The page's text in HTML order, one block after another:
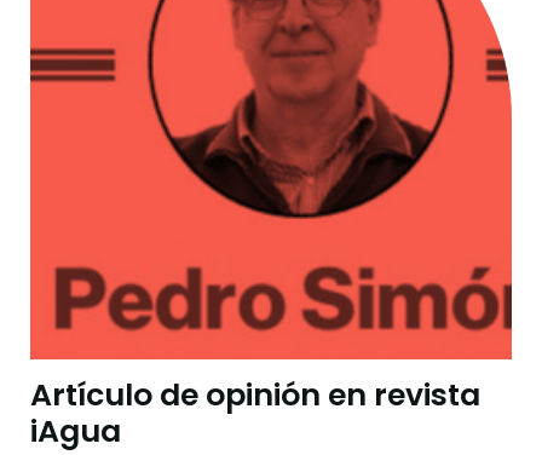
Artículo de opinión en revista
iAgua